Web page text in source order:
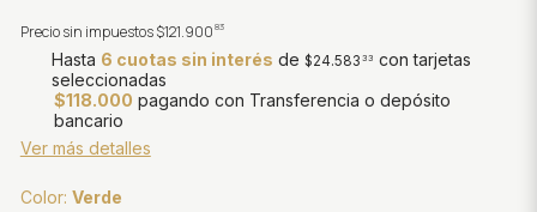
Precio sin impuestos$121.900 83
Hasta 6 cuotas sin interés de $24.583 33 con tarjetas
seleccionadas
$118.000 pagando con Transferencia o depósito
bancario
Ver más detalles
Color: Verde